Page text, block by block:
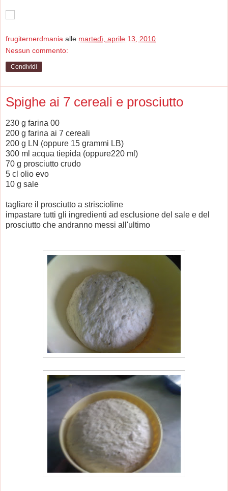
frugiternerdmania alle martedì, aprile 13, 2010
Nessun commento:
Condividi
Spighe ai 7 cereali e prosciutto
230 g farina 00
200 g farina ai 7 cereali
200 g LN (oppure 15 grammi LB)
300 ml acqua tiepida (oppure220 ml)
70 g prosciutto crudo
5 cl olio evo
10 g sale
tagliare il prosciutto a striscioline
impastare tutti gli ingredienti ad esclusione del sale e del
prosciutto che andranno messi all'ultimo